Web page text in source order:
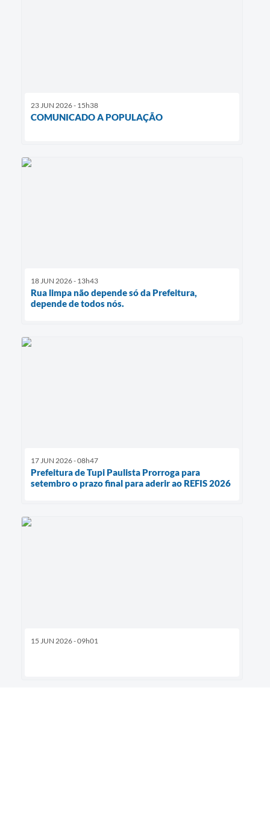
23 JUN 2026 - 15h38
COMUNICADO A POPULAÇÃO
18 JUN 2026 - 13h43
Rua limpa não depende só da Prefeitura,
depende de todos nós.
17 JUN 2026 - 08h47
Prefeitura de Tupi Paulista Prorroga para
setembro o prazo final para aderir ao REFIS 2026
15 JUN 2026 - 09h01